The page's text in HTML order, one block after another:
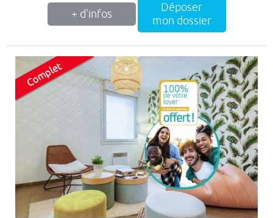
+ d'infos
Déposer
mon dossier